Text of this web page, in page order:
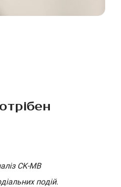
CK-MB
подій.